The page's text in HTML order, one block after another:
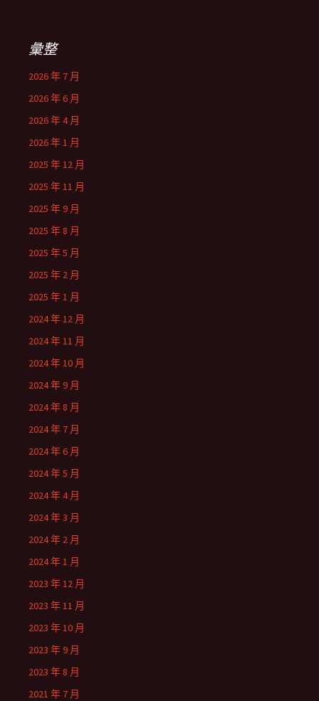
彙整
2026 年 7 月
2026 年 6 月
2026 年 4 月
2026 年 1 月
2025 年 12 月
2025 年 11 月
2025 年 9 月
2025 年 8 月
2025 年 5 月
2025 年 2 月
2025 年 1 月
2024 年 12 月
2024 年 11 月
2024 年 10 月
2024 年 9 月
2024 年 8 月
2024 年 7 月
2024 年 6 月
2024 年 5 月
2024 年 4 月
2024 年 3 月
2024 年 2 月
2024 年 1 月
2023 年 12 月
2023 年 11 月
2023 年 10 月
2023 年 9 月
2023 年 8 月
2021 年 7 月